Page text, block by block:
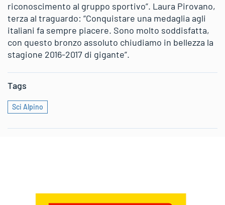
riconoscimento al gruppo sportivo”. Laura Pirovano,
terza al traguardo: “Conquistare una medaglia agli
italiani fa sempre piacere. Sono molto soddisfatta,
con questo bronzo assoluto chiudiamo in bellezza la
stagione 2016-2017 di gigante”.
Tags
Sci Alpino